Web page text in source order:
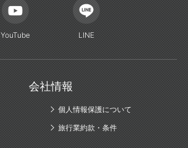
YouTube LINE
会社情報
個人情報保護について
旅行業約款・条件